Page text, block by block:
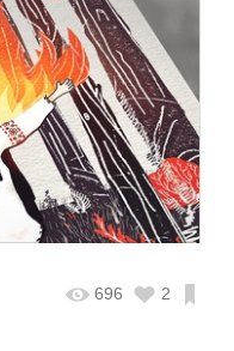
696 2